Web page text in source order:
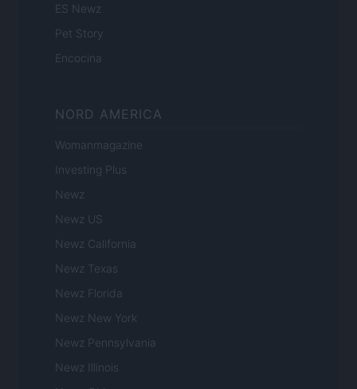
ES Newz
Pet Story
Encocina
NORD AMERICA
Womanmagazine
Investing Plus
Newz
Newz US
Newz California
Newz Texas
Newz Florida
Newz New York
Newz Pennsylvania
Newz Illinois